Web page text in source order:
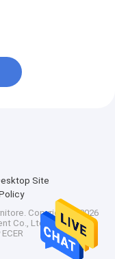
Site
Copyright © 2026
Co., Ltd.. All Rights
ECER